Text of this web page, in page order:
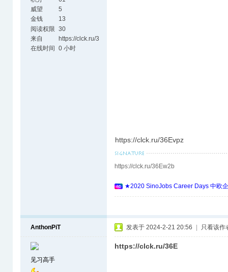
威望
5
金钱
13
阅读权限 30
来自
https://clck.ru/3
6EvVL
在线时间 0 小时
https://clck.ru/36Evpz
https://clck.ru/36Ew2b
★2020 SinoJobs Career Days 中欧
AnthonPiT
见习高手
发表于 2024-2-21 20:56 只看该作
https://clck.ru/36E